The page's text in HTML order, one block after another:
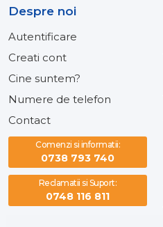
Despre noi
Autentificare
Creati cont
Cine suntem?
Numere de telefon
Contact
Comenzi si informatii:
0738 793 740
Reclamatii si Suport:
0748 116 811